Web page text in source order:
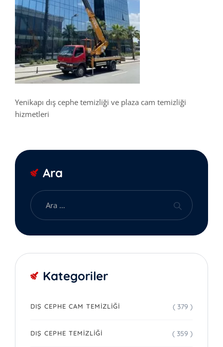
Yenikapı dış cephe temizliği ve plaza cam temizliği
hizmetleri
Ara
Kategoriler
DIŞ CEPHE CAM TEMIZLIĞI ( 379 )
DIŞ CEPHE TEMIZLIĞI ( 359 )